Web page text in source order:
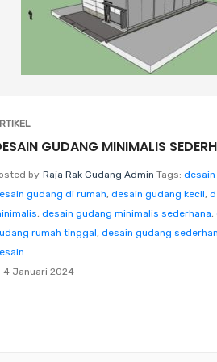
GUDANG MINIMALIS
by Raja Rak Gudang Admin Tags:
gudang di rumah, desain gudang kecil,
, desain gudang minimalis sederhana,
rumah tinggal, desain gudang
4 Januari 2024